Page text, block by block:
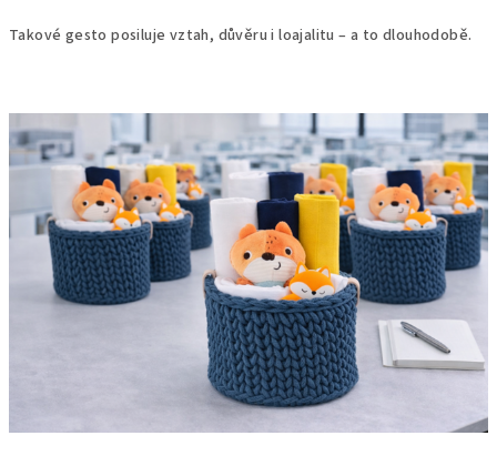
Takové gesto posiluje vztah, důvěru i loajalitu – a to dlouhodobě.